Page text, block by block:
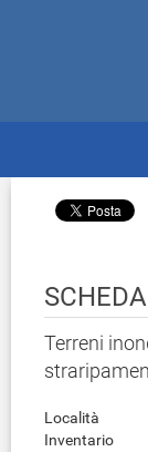
SCHEDA
Terreni
Località
Inventario